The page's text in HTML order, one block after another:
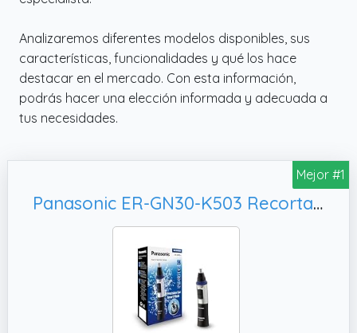
Analizaremos diferentes modelos disponibles, sus
características, funcionalidades y qué los hace
destacar en el mercado. Con esta información,
podrás hacer una elección informada y adecuada a
tus necesidades.
Mejor #1
Panasonic ER-GN30-K503 Recortadora De Vello Facial para Nariz y Orejas, Negro